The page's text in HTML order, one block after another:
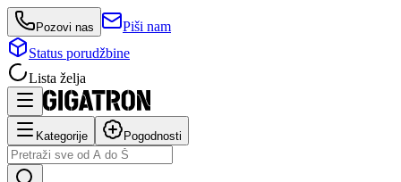
Pozovi nas
Piši nam
Status porudžbine
Lista želja
Kategorije Pogodnosti